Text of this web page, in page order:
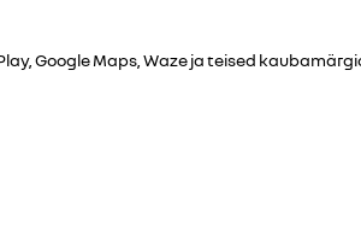
Google Maps, Waze ja teised